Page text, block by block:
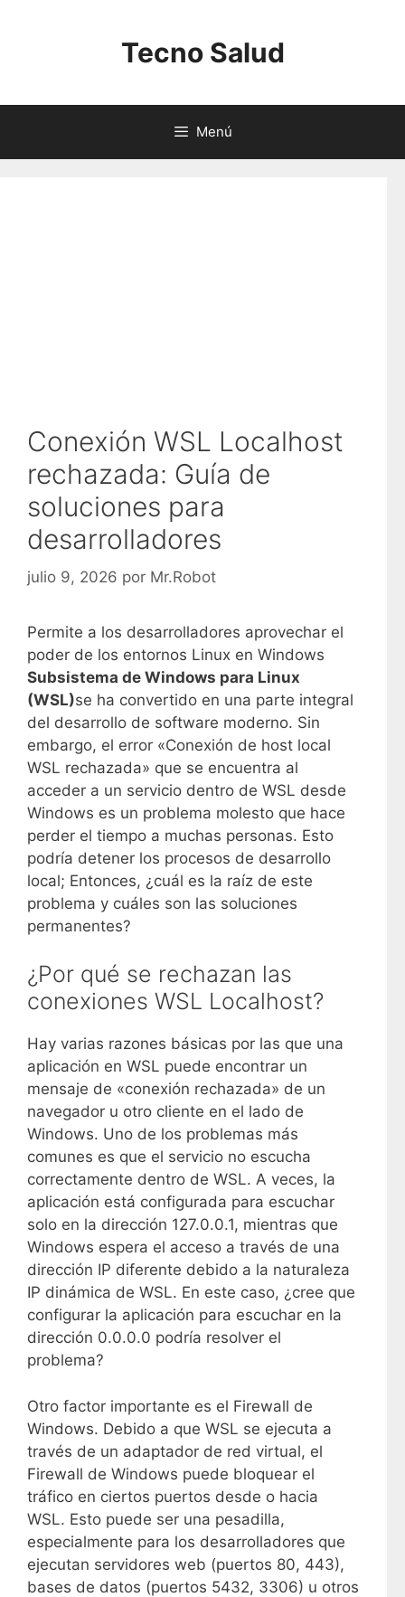
Tecno Salud
Menú
Conexión WSL Localhost
rechazada: Guía de
soluciones para
desarrolladores
julio 9, 2026 por Mr.Robot
Permite a los desarrolladores aprovechar el
poder de los entornos Linux en Windows
Subsistema de Windows para Linux
(WSL)se ha convertido en una parte integral
del desarrollo de software moderno. Sin
embargo, el error «Conexión de host local
WSL rechazada» que se encuentra al
acceder a un servicio dentro de WSL desde
Windows es un problema molesto que hace
perder el tiempo a muchas personas. Esto
podría detener los procesos de desarrollo
local; Entonces, ¿cuál es la raíz de este
problema y cuáles son las soluciones
permanentes?
¿Por qué se rechazan las
conexiones WSL Localhost?
Hay varias razones básicas por las que una
aplicación en WSL puede encontrar un
mensaje de «conexión rechazada» de un
navegador u otro cliente en el lado de
Windows. Uno de los problemas más
comunes es que el servicio no escucha
correctamente dentro de WSL. A veces, la
aplicación está configurada para escuchar
solo en la dirección 127.0.0.1, mientras que
Windows espera el acceso a través de una
dirección IP diferente debido a la naturaleza
IP dinámica de WSL. En este caso, ¿cree que
configurar la aplicación para escuchar en la
dirección 0.0.0.0 podría resolver el
problema?
Otro factor importante es el Firewall de
Windows. Debido a que WSL se ejecuta a
través de un adaptador de red virtual, el
Firewall de Windows puede bloquear el
tráfico en ciertos puertos desde o hacia
WSL. Esto puede ser una pesadilla,
especialmente para los desarrolladores que
ejecutan servidores web (puertos 80, 443),
bases de datos (puertos 5432, 3306) u otros